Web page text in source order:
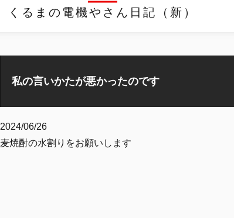
くるまの電機やさん日記（新）
私の言いかたが悪かったのです
2024/06/26
麦焼酎の水割りをお願いします